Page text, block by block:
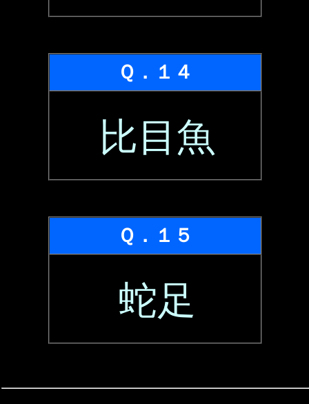
Ｑ．１４
比目魚
Ｑ．１５
蛇足